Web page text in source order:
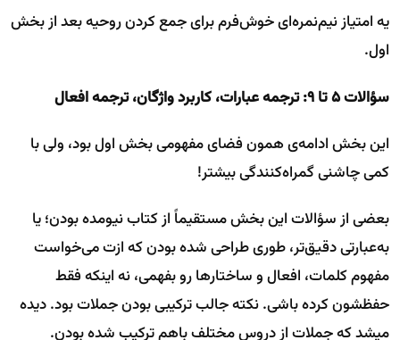
یه امتیاز نیم‌نمره‌ای خوش‌فرم برای جمع کردن روحیه بعد از بخش
اول.
سؤالات ۵ تا ۹: ترجمه عبارات، کاربرد واژگان، ترجمه افعال
این بخش ادامه‌ی همون فضای مفهومی بخش اول بود، ولی با
کمی چاشنی گمراه‌کنندگی بیشتر!
بعضی از سؤالات این بخش مستقیماً از کتاب نیومده بودن؛ یا
به‌عبارتی دقیق‌تر، طوری طراحی شده بودن که ازت می‌خواست
مفهوم کلمات، افعال و ساختارها رو بفهمی، نه اینکه فقط
حفظشون کرده باشی. نکته جالب ترکیبی بودن جملات بود. دیده
میشد که جملات از دروس مختلف باهم ترکیب شده بودن.